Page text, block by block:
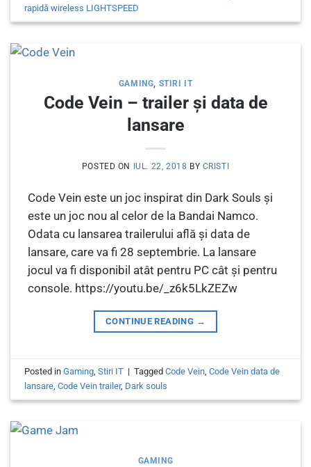
rapidă wireless LIGHTSPEED
GAMING STIRI IT
Code Vein – trailer și data de
lansare
POSTED ON IUL. 22, 2018 BY CRISTI
Code Vein este un joc inspirat din Dark Souls și
este un joc nou al celor de la Bandai Namco.
Odata cu lansarea trailerului află și data de
lansare, care va fi 28 septembrie. La lansare
jocul va fi disponibil atât pentru PC cât și pentru
console. https://youtu.be/_z6k5LkZEZw
CONTINUE READING →
Posted inGaming,Stiri IT | TaggedCode Vein,Code Vein data de
lansare,Code Vein trailer, Dark souls
GAMING